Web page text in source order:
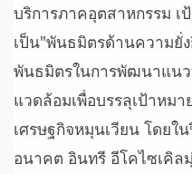
บริการภาคอุตสาหกรรม เ
เป็น"พันธมิตรด้านความยั่
พันธมิตรในการพัฒนาแนว
แวดล้อมเพื่อบรรลุเป้าหม
เศรษฐกิจหมุนเวียน โดยใ
อนาคต อินทรี อีโคไซเคิล